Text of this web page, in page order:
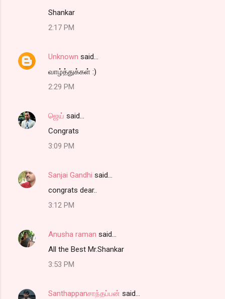
Shankar
2:17 PM
Unknown said…
வாழ்த்துக்கள் :)
2:29 PM
ஜெய் said…
Congrats
3:09 PM
Sanjai Gandhi said…
congrats dear..
3:12 PM
Anusha raman said…
All the Best Mr.Shankar
3:53 PM
Santhappanசாந்தப்பன் said…